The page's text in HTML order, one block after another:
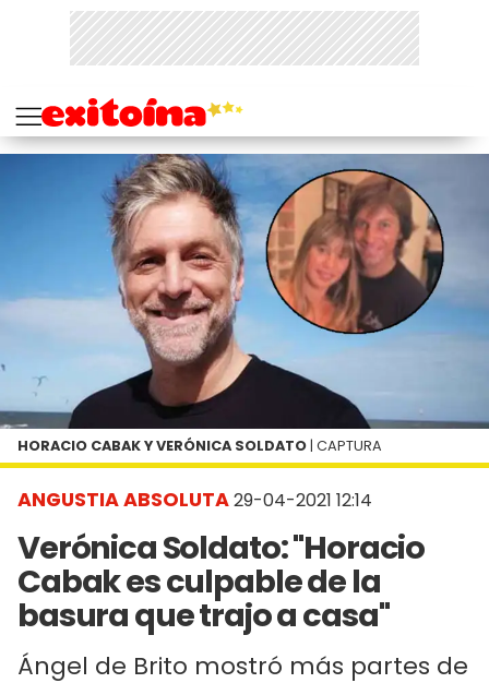
ANGUSTIA ABSOLUTA29-04-2021 12:14
Verónica Soldato: "Horacio
Cabak es culpable de la
basura que trajo a casa"
Ángel de Brito mostró más partes de
HORACIO CABAK Y VERÓNICA SOLDATO | CAPTURA